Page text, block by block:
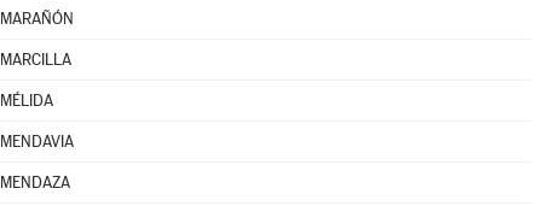
MARAÑÓN
MARCILLA
MÉLIDA
MENDAVIA
MENDAZA